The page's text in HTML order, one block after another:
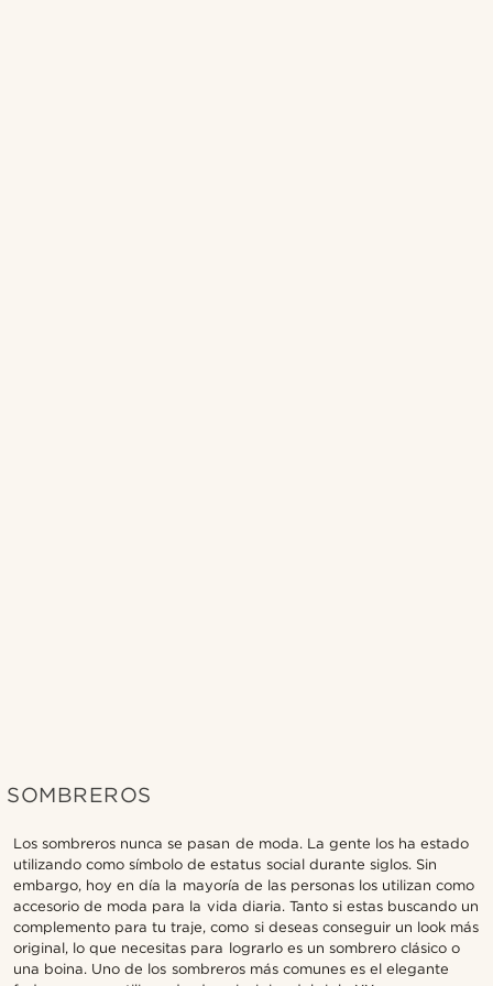
SOMBREROS
Los sombreros nunca se pasan de moda. La gente los ha estado
utilizando como símbolo de estatus social durante siglos. Sin
embargo, hoy en día la mayoría de las personas los utilizan como
accesorio de moda para la vida diaria. Tanto si estas buscando un
complemento para tu traje, como si deseas conseguir un look más
original, lo que necesitas para lograrlo es un sombrero clásico o
una boina. Uno de los sombreros más comunes es el elegante